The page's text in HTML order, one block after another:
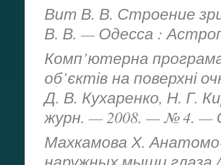
Вит В. В. Строение
В. В. — Одесса :
Комп’ютерна
об’єктів на поверхні
Д. В. Кухаренко, Н. Г.
журн. — 2008. — № 4. —
Махкамова Х.